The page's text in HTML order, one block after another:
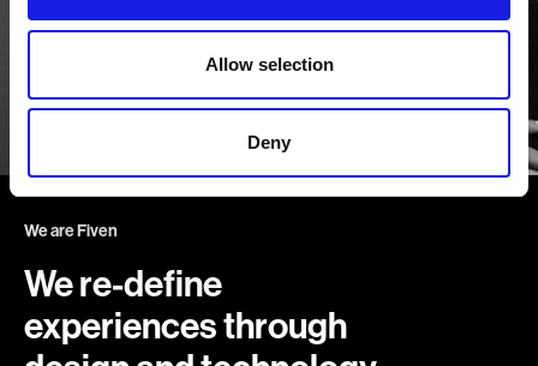
Allow selection
Deny
We are Fiven
We re-define
experiences through